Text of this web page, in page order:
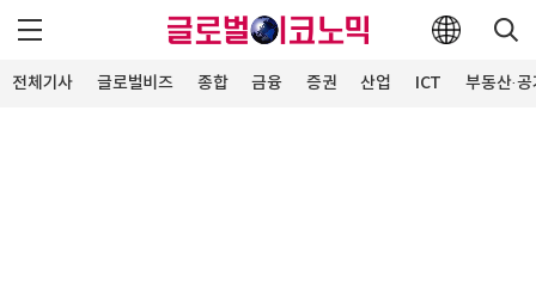
전체기사 글로벌비즈 종합 금융 증권 산업 ICT 부동산·